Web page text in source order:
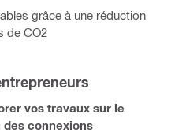
grâce à une réduction
de CO2
vos travaux sur le
des connexions